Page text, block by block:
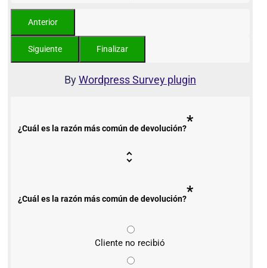
ByWordpress Survey plugin
¿Cuál es la razón más común de devolución?*
¿Cuál es la razón más común de devolución?*
Cliente no recibió